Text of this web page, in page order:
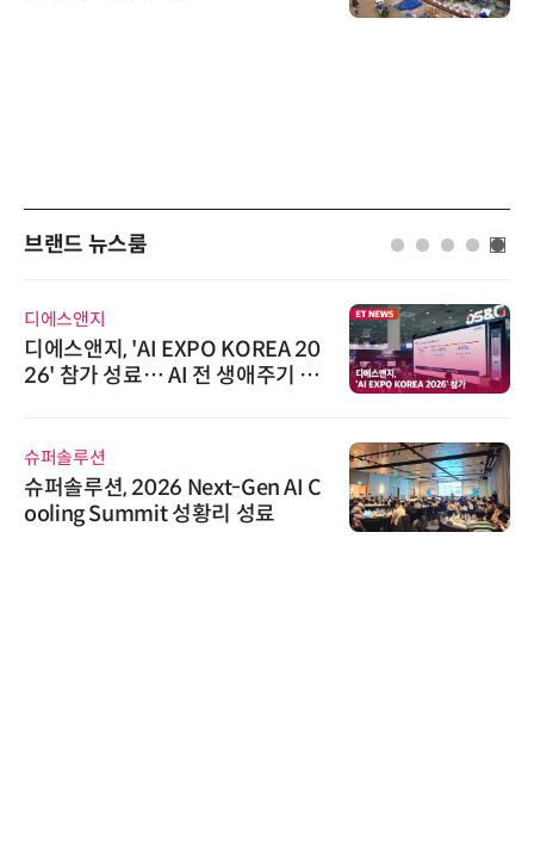
브랜드 뉴스룸
디에스앤지
디에스앤지, 'AI EXPO KOREA 20
26' 참가 성료… AI 전 생애주기 아
슈퍼솔루션
슈퍼솔루션, 2026 Next-Gen AI C
ooling Summit 성황리 성료